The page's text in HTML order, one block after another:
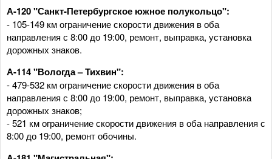
А-120 "Санкт-Петербургское южное полукольцо":
- 105-149 км ограничение скорости движения в оба
направления с 8:00 до 19:00, ремонт, выправка, установка
дорожных знаков.
А-114 "Вологда – Тихвин":
- 479-532 км ограничение скорости движения в оба
направления с 8:00 до 19:00, ремонт, выправка, установка
дорожных знаков;
- 521 км ограничение скорости движения в оба направления с
8:00 до 19:00, ремонт обочины.